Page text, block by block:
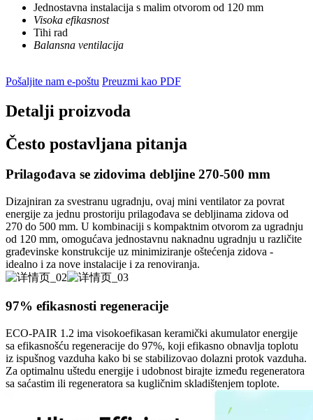
Jednostavna instalacija s malim otvorom od 120 mm
Visoka efikasnost
Tihi rad
Balansna ventilacija
Pošaljite nam e-poštu Preuzmi kao PDF
Detalji proizvoda
Često postavljana pitanja
Prilagođava se zidovima debljine 270-500 mm
Dizajniran za svestranu ugradnju, ovaj mini ventilator za povrat
energije za jednu prostoriju prilagođava se debljinama zidova od
270 do 500 mm. U kombinaciji s kompaktnim otvorom za ugradnju
od 120 mm, omogućava jednostavnu naknadnu ugradnju u različite
građevinske konstrukcije uz minimiziranje oštećenja zidova -
idealno i za nove instalacije i za renoviranja.
97% efikasnosti regeneracije
ECO-PAIR 1.2 ima visokoefikasan keramički akumulator energije
sa efikasnošću regeneracije do 97%, koji efikasno obnavlja toplotu
iz ispušnog vazduha kako bi se stabilizovao dolazni protok vazduha.
Za optimalnu uštedu energije i udobnost birajte između regeneratora
sa saćastim ili regeneratora sa kugličnim skladištenjem toplote.